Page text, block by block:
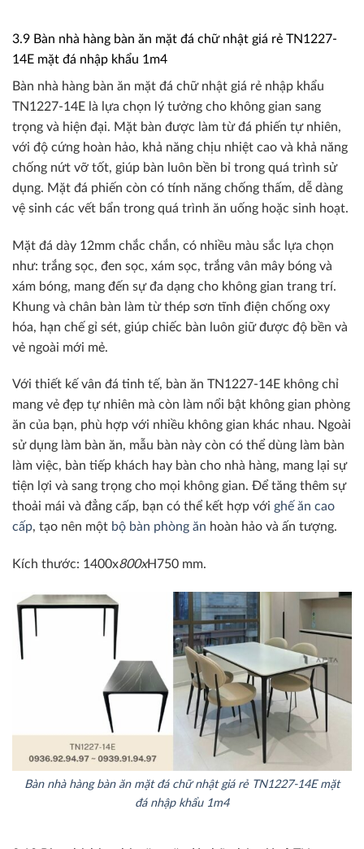
3.9 Bàn nhà hàng bàn ăn mặt đá chữ nhật giá rẻ TN1227-
14E mặt đá nhập khẩu 1m4
Bàn nhà hàng bàn ăn mặt đá chữ nhật giá rẻ nhập khẩu
TN1227-14E là lựa chọn lý tưởng cho không gian sang
trọng và hiện đại. Mặt bàn được làm từ đá phiến tự nhiên,
với độ cứng hoàn hảo, khả năng chịu nhiệt cao và khả năng
chống nứt vỡ tốt, giúp bàn luôn bền bỉ trong quá trình sử
dụng. Mặt đá phiến còn có tính năng chống thấm, dễ dàng
vệ sinh các vết bẩn trong quá trình ăn uống hoặc sinh hoạt.
Mặt đá dày 12mm chắc chắn, có nhiều màu sắc lựa chọn
như: trắng sọc, đen sọc, xám sọc, trắng vân mây bóng và
xám bóng, mang đến sự đa dạng cho không gian trang trí.
Khung và chân bàn làm từ thép sơn tĩnh điện chống oxy
hóa, hạn chế gỉ sét, giúp chiếc bàn luôn giữ được độ bền và
vẻ ngoài mới mẻ.
Với thiết kế vân đá tinh tế, bàn ăn TN1227-14E không chỉ
mang vẻ đẹp tự nhiên mà còn làm nổi bật không gian phòng
ăn của bạn, phù hợp với nhiều không gian khác nhau. Ngoài
sử dụng làm bàn ăn, mẫu bàn này còn có thể dùng làm bàn
làm việc, bàn tiếp khách hay bàn cho nhà hàng, mang lại sự
tiện lợi và sang trọng cho mọi không gian. Để tăng thêm sự
thoải mái và đẳng cấp, bạn có thể kết hợp với ghế ăn cao
cấp, tạo nên một bộ bàn phòng ăn hoàn hảo và ấn tượng.
Kích thước: 1400x800xH750 mm.
Bàn nhà hàng bàn ăn mặt đá chữ nhật giá rẻ TN1227-14E mặt
đá nhập khẩu 1m4